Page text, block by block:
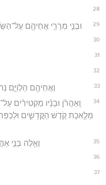
28
29 וּבְנֵ֧י מְרָרִ֛י אֲחֵיהֶ֖ם
30
31
32
33 וַאֲחֵיהֶ֖ם הַלְוִיִּ֑ם
34
וְֽאַהֲרֹ֨ן וּבָנָ֜יו מַקְטִירִ֨ים
מְלֶ֖אכֶת קֹ֣דֶשׁ הַקֳּדָשִׁ֑ים
35 וְאֵ֖לֶּה בְּנֵ֣י
36
37